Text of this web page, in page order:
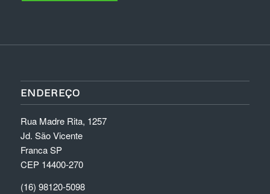
ENDEREÇO
Rua Madre Rita, 1257
Jd. São Vicente
Franca SP
CEP 14400-270
(16) 98120-5098